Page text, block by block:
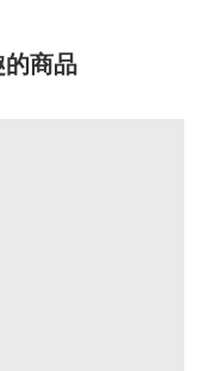
的商品